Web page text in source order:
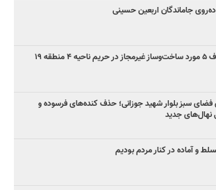
جاماندگان اربعین حسینی
منطقه ۱۹
سبز بلوار شهید جوزانی؛ حذف کنده‌های فرسوده و
نهال‌های جدید
و آماده در کنار مردم بودیم